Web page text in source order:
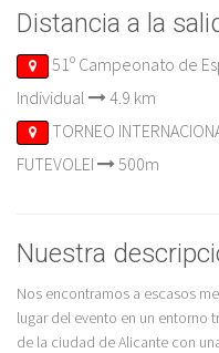
Distancia a la
51º Campeonato de
Individual
4.9 km
TORNEO
FUTEVOLEI
500m
Nuestra
Nos encontramos a escasos
lugar del evento en un entorno
de la ciudad de Alicante con